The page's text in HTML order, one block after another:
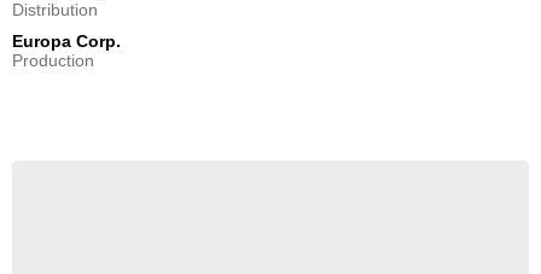
Distribution
Europa Corp.
Production